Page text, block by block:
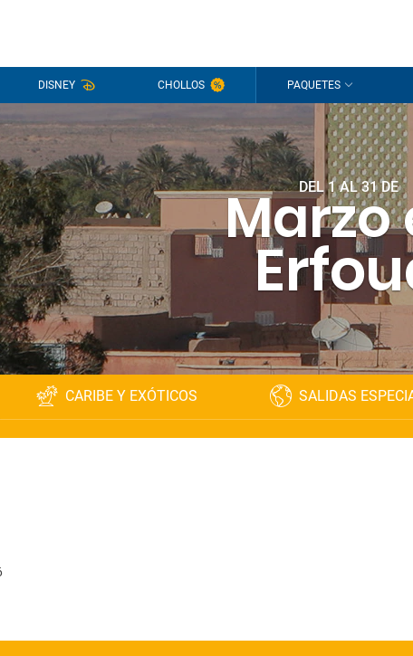
DISNEY CHOLLOS PAQUETES
DEL 1 AL 31 DE
Marzo
CARIBE Y EXÓTICOS SALIDAS